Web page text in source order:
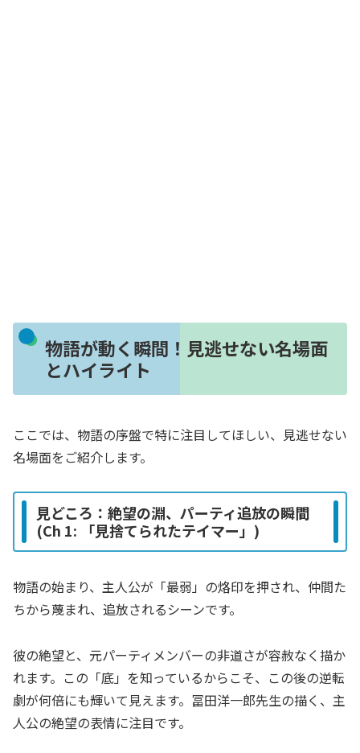
物語が動く瞬間！見逃せない名場面
とハイライト
ここでは、物語の序盤で特に注目してほしい、見逃せない
名場面をご紹介します。
見どころ：絶望の淵、パーティ追放の瞬間
(Ch 1: 「見捨てられたテイマー」)
物語の始まり、主人公が「最弱」の烙印を押され、仲間た
ちから蔑まれ、追放されるシーンです。
彼の絶望と、元パーティメンバーの非道さが容赦なく描か
れます。この「底」を知っているからこそ、この後の逆転
劇が何倍にも輝いて見えます。冨田洋一郎先生の描く、主
人公の絶望の表情に注目です。